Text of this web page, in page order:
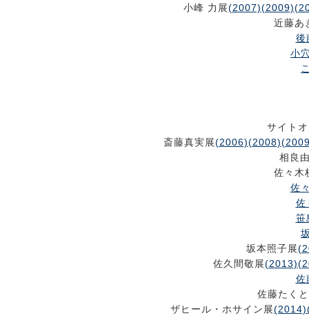
小峰 力展(2007)(2009)
近藤あ
後
小
サイト
斎藤真実展(2006)(2008)
相良
佐々木
佐
佐
笹
坂本照子展
佐久間敬展(2013)
佐
佐藤たく
ザヒール・ホサイン展(2014)